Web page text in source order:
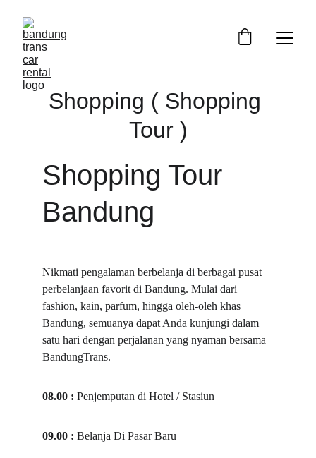
Shopping ( Shopping
Tour )
Shopping Tour
Bandung
Nikmati pengalaman berbelanja di berbagai pusat
perbelanjaan favorit di Bandung. Mulai dari
fashion, kain, parfum, hingga oleh-oleh khas
Bandung, semuanya dapat Anda kunjungi dalam
satu hari dengan perjalanan yang nyaman bersama
BandungTrans.
08.00 : Penjemputan di Hotel / Stasiun
09.00 : Belanja Di Pasar Baru